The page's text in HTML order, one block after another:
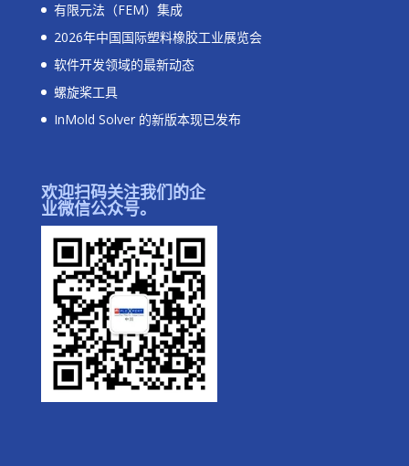
有限元法（FEM）集成
2026年中国国际塑料橡胶工业展览会
软件开发领域的最新动态
螺旋桨工具
InMold Solver 的新版本现已发布
欢迎扫码关注我们的企
业微信公众号。